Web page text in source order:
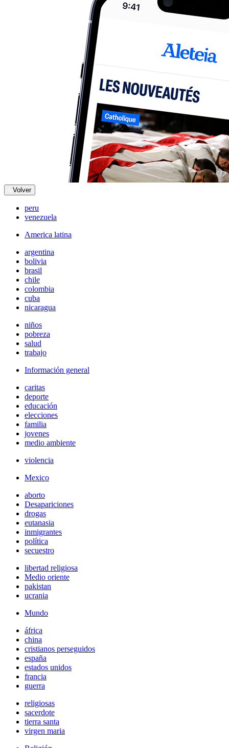
Volver
peru
venezuela
America latina
argentina
bolivia
brasil
chile
colombia
cuba
nicaragua
niños
pobreza
salud
trabajo
Información general
caritas
deporte
educación
elecciones
familia
jovenes
medio ambiente
violencia
Mexico
aborto
Desapariciones
drogas
eutanasia
inmigrantes
política
secuestro
libertad religiosa
Medio oriente
pakistan
ucrania
Mundo
áfrica
china
cristianos perseguidos
españa
estados unidos
francia
guerra
religiosas
sacerdote
tierra santa
virgen maria